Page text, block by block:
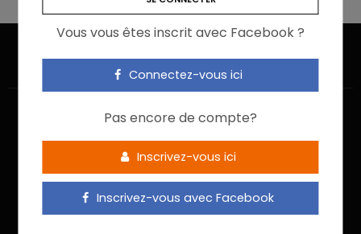
Vous vous êtes inscrit avec Facebook ?
Connectez-vous ici
Pas encore de compte?
Inscrivez-vous ici
Inscrivez-vous avec Facebook
ACCUEIL JE M’INSCRIS
NOUS CONTACTER
MENTIONS LÉGALES
POLITIQUE DE CONFIDENTIALITÉ
Food In Action © 2022